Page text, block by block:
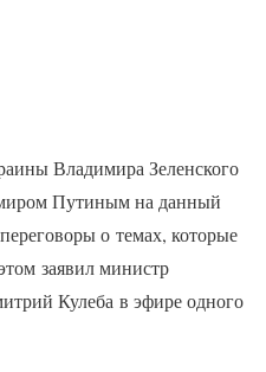
Владимира Зеленского
Путиным на данный
о темах, которые
заявил министр
Кулеба в эфире одного